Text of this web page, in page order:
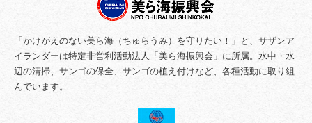
「かけがえのない美ら海（ちゅらうみ）を守りたい！」と、サザンア
イランダーは特定非営利活動法人「美ら海振興会」に所属。水中・水
辺の清掃、サンゴの保全、サンゴの植え付けなど、各種活動に取り組
んでいます。